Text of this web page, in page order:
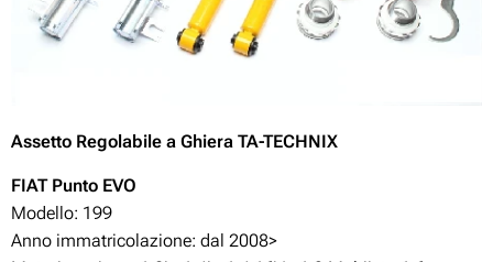
Assetto Regolabile a Ghiera TA-TECHNIX
FIAT Punto EVO
Modello: 199
Anno immatricolazione: dal 2008>